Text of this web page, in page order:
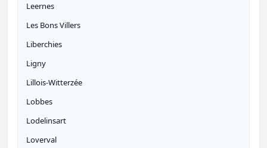
Leernes
Les Bons Villers
Liberchies
Ligny
Lillois-Witterzée
Lobbes
Lodelinsart
Loverval